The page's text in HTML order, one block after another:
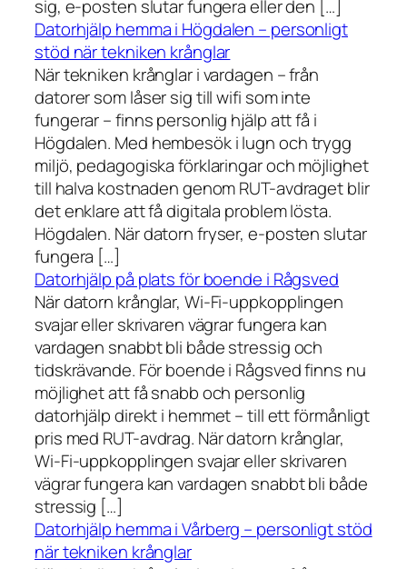
sig, e-posten slutar fungera eller den […]
Datorhjälp hemma i Högdalen – personligt
stöd när tekniken krånglar
När tekniken krånglar i vardagen – från
datorer som låser sig till wifi som inte
fungerar – finns personlig hjälp att få i
Högdalen. Med hembesök i lugn och trygg
miljö, pedagogiska förklaringar och möjlighet
till halva kostnaden genom RUT-avdraget blir
det enklare att få digitala problem lösta.
Högdalen. När datorn fryser, e-posten slutar
fungera […]
Datorhjälp på plats för boende i Rågsved
När datorn krånglar, Wi-Fi-uppkopplingen
svajar eller skrivaren vägrar fungera kan
vardagen snabbt bli både stressig och
tidskrävande. För boende i Rågsved finns nu
möjlighet att få snabb och personlig
datorhjälp direkt i hemmet – till ett förmånligt
pris med RUT-avdrag. När datorn krånglar,
Wi-Fi-uppkopplingen svajar eller skrivaren
vägrar fungera kan vardagen snabbt bli både
stressig […]
Datorhjälp hemma i Vårberg – personligt stöd
när tekniken krånglar